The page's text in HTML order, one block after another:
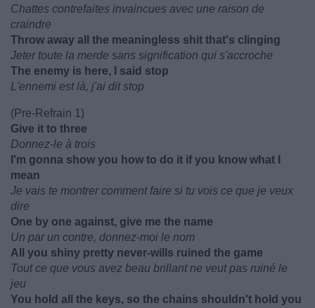
Chattes contrefaites invaincues avec une raison de
craindre
Throw away all the meaningless shit that's clinging
Jeter toute la merde sans signification qui s'accroche
The enemy is here, I said stop
L'ennemi est là, j'ai dit stop
(Pre-Refrain 1)
Give it to three
Donnez-le à trois
I'm gonna show you how to do it if you know what I
mean
Je vais te montrer comment faire si tu vois ce que je veux
dire
One by one against, give me the name
Un par un contre, donnez-moi le nom
All you shiny pretty never-wills ruined the game
Tout ce que vous avez beau brillant ne veut pas ruiné le
jeu
You hold all the keys, so the chains shouldn't hold you